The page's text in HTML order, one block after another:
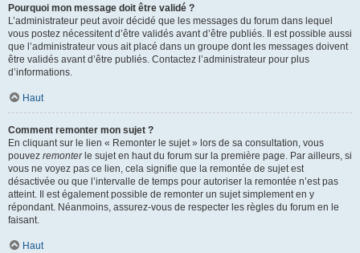
Pourquoi mon message doit être validé ?
L’administrateur peut avoir décidé que les messages du forum dans lequel
vous postez nécessitent d’être validés avant d’être publiés. Il est possible aussi
que l’administrateur vous ait placé dans un groupe dont les messages doivent
être validés avant d’être publiés. Contactez l’administrateur pour plus
d’informations.
Haut
Comment remonter mon sujet ?
En cliquant sur le lien « Remonter le sujet » lors de sa consultation, vous
pouvez remonterle sujet en haut du forum sur la première page. Par ailleurs, si
vous ne voyez pas ce lien, cela signifie que la remontée de sujet est
désactivée ou que l’intervalle de temps pour autoriser la remontée n’est pas
atteint. Il est également possible de remonter un sujet simplement en y
répondant. Néanmoins, assurez-vous de respecter les règles du forum en le
faisant.
Haut